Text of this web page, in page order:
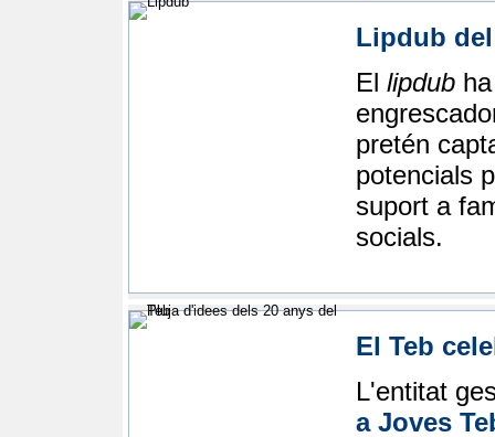
Lipdub
El lipdub
pretén
potencials
suport a
socials.
El Teb
L'entitat
a Joves